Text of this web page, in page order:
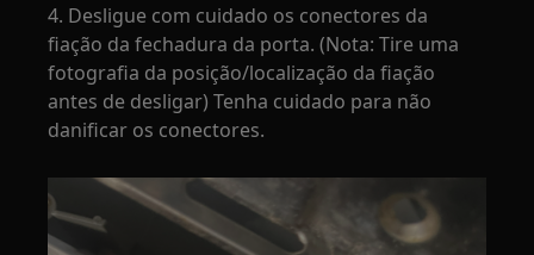
4. Desligue com cuidado os conectores da
fiação da fechadura da porta. (Nota: Tire uma
fotografia da posição/localização da fiação
antes de desligar) Tenha cuidado para não
danificar os conectores.